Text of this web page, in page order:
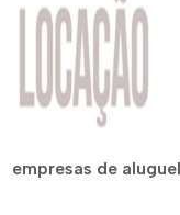
empresas de